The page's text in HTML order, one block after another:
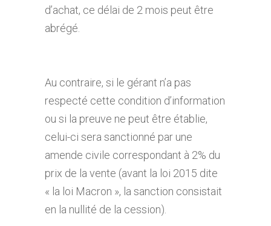
d’achat, ce délai de 2 mois peut être
abrégé.
Au contraire, si le gérant n’a pas
respecté cette condition d’information
ou si la preuve ne peut être établie,
celui-ci sera sanctionné par une
amende civile correspondant à 2% du
prix de la vente (avant la loi 2015 dite
« la loi Macron », la sanction consistait
en la nullité de la cession).